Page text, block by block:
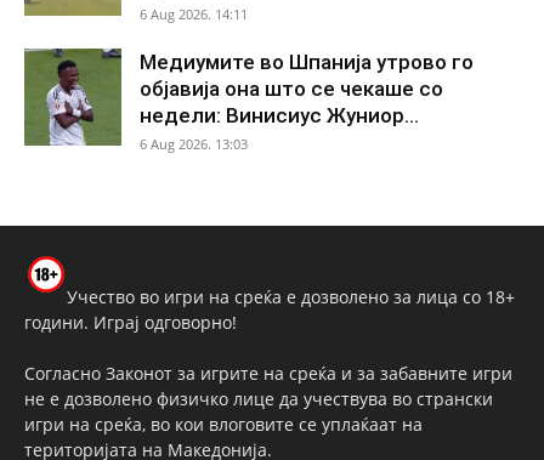
6 Aug 2026. 14:11
Медиумите во Шпанија утрово го
објавија она што се чекаше со
недели: Винисиус Жуниор...
6 Aug 2026. 13:03
Учество во игри на среќа е дозволено за лица со 18+
години. Играј одговорно!
Согласно Законот за игрите на среќа и за забавните игри
не е дозволено физичко лице да учествува во странски
игри на среќа, во кои влоговите се уплаќаат на
територијата на Македонија.